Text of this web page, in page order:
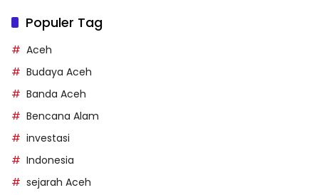
Populer Tag
Aceh
Budaya Aceh
Banda Aceh
Bencana Alam
investasi
Indonesia
sejarah Aceh